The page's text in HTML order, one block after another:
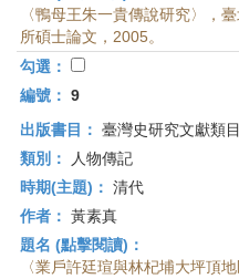
〈鴨母王朱一貴傳說研究〉，
所碩士論文，2005。
勾選：
編號： 9
出版書目： 臺灣史研究文獻類
類別：
人物傳記
時期(主題)： 清代
作者： 黃素真
題名 (點擊閱讀)：
〈業戶許廷瑄與林杞埔大坪頂